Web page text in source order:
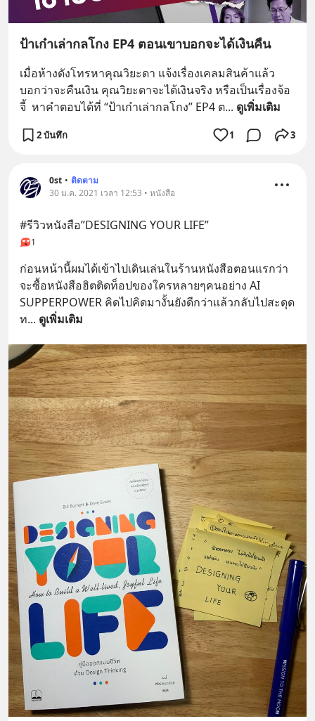
ป้าเก๋าเล่ากลโกง EP4 ตอนเขาบอกจะได้เงินคืน
เมื่อห้างดังโทรหาคุณวิยะดา แจ้งเรื่องเคลมสินค้าแล้ว
บอกว่าจะคืนเงิน คุณวิยะดาจะได้เงินจริง หรือเป็นเรื่องจ้อ
จี้  หาคำตอบได้ที่ “ป้าเก๋าเล่ากลโกง” EP4 ต... ดูเพิ่มเติม
2 บันทึก 1 3
0st • ติดตาม
30 ม.ค. 2021 เวลา 12:53 • หนังสือ
#รีวิวหนังสือ”DESIGNING YOUR LIFE”
1
ก่อนหน้านี้ผมได้เข้าไปเดินเล่นในร้านหนังสือตอนเเรกว่า
จะซื้อหนังสือฮิตติดท็อปของใครหลายๆคนอย่าง AI
SUPPERPOWER คิดไปคิดมางั้นยังดีกว่าเเล้วกลับไปสะดุด
ท... ดูเพิ่มเติม